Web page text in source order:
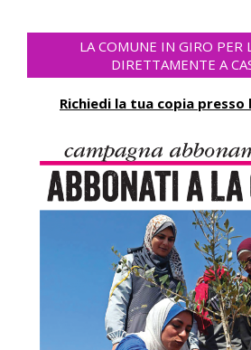
LA COMUNE IN GIRO PER
DIRETTAMENTE A
Richiedi la tua copia